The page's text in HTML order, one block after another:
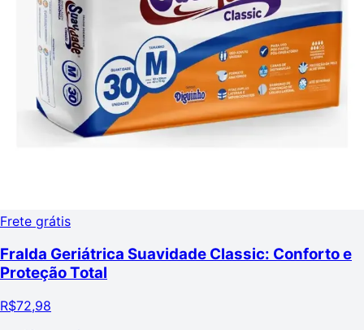
Frete grátis
Fralda Geriátrica Suavidade Classic: Conforto e
Proteção Total
R$72,98